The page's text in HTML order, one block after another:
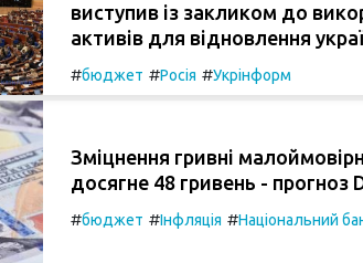
виступив із закликом до
активів для відновлення
#бюджет #Росія #Укрінформ
Зміцнення гривні
досягне 48 гривень - прогноз
#бюджет #Інфляція #Національний